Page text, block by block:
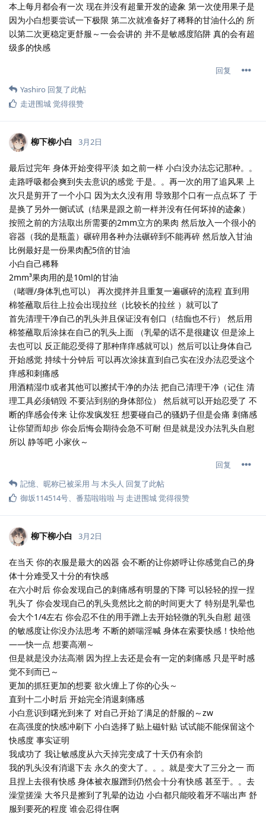
本上每月都会有一次 现在并没有超量开发的迹象 第一次使用果子是
因为小白想要尝试一下极限 第二次就准备好了稀释的甘油什么的 所
以第二次更稳定更舒服～一会会讲的 并不是敏感度陷阱 真的会有超
级多的快感
回复
Yashiro 回复了此帖
走进围城觉得很赞
柳下柳小白 3月2日
最后过完年 身体开始变得平淡 如之前一样 小白没办法忘记那种。。
走路呼吸都会爽到失去意识的感觉 于是。。再一次的用了追风果 上
次只是剪开了一个小口 因为太久没有用 导致那个口有一点点坏了 于
是换了另外一侧试试（结果是跟之前一样并没有任何坏掉的迹象）
按照之前的方法取出所需要的2mm立方的果肉 然后放入一个很小的
容器（我的是瓶盖）碾碎用各种办法碾碎到不能再碎 然后放入甘油
比例最好是一份果肉配5倍的甘油
小白自己稀释
2mm³果肉用的是10ml的甘油
（啫喱/身体乳也可以） 再次搅拌并且重复一遍碾碎的流程 直到用
棉签蘸取后往上拉会出现拉丝（比较长的拉丝 ）就可以了
首先清理干净自己的乳头并且保证没有创口（结痂也不行） 然后用
棉签蘸取后涂抹在自己的乳头上面 （乳晕的话不是很建议 但是涂上
去也可以 反正能忍受得了那种痒痒感就可以）然后可以让身体自己
开始感觉 持续十分钟后 可以再次涂抹直到自己实在没办法忍受这个
痒感和刺痛感
用酒精湿巾或者其他可以擦拭干净的办法 把自己清理干净（记住 清
理工具必须销毁 不要沾到别的身体部位） 然后就可以开始忍受了 不
断的痒感会传来 让你发疯发狂 想要碰自己的骚奶子但是会痛 刺痛感
让你望而却步 你会后悔会期待会急不可耐 但是就是没办法乳头自慰
所以 静等吧 小家伙～
回复
記憶、 昵称已被采用 与木头人 回复了此帖
御坂114514号、 番茄啦啦啦与 走进围城觉得很赞
柳下柳小白 3月2日
在当天 你的衣服是最大的凶器 会不断的让你娇呼让你感觉自己的身
体十分难受又十分的有快感
在六小时后 你会发现自己的刺痛感有明显的下降 可以轻轻的捏一捏
乳头了 你会发现自己的乳头竟然比之前的时间更大了 特别是乳晕也
会大个1/4左右 你会忍不住的用手蹭上去开始轻微的乳头自慰 超强
的敏感度让你没办法思考 不断的娇喘淫喊 身体在索要快感！快给他
——快一点 想要高潮～
但是就是没办法高潮 因为捏上去还是会有一定的刺痛感 只是平时感
觉不到而已～
更加的抓狂更加的想要 欲火缠上了你的心头～
直到十二小时后 开始完全消退刺痛感
小白意识到曙光到来了 对自己开始了满足的舒服的～zw
在高强度的快感冲刷下 小白选择了贴上磁针贴 试试能不能保留这个
快感度 事实证明
我成功了 我让敏感度从六天掉完变成了十天仍有余韵
我的乳头没有消退下去 永久的变大了。。。就是变大了三分之一 而
且捏上去很有快感 身体被衣服蹭到仍然会十分有快感 甚至于。。去
澡堂搓澡 大爷只是擦到了乳晕的边边 小白都只能咬着牙不喘出声 舒
服到要死的程度 谁会忍得住啊